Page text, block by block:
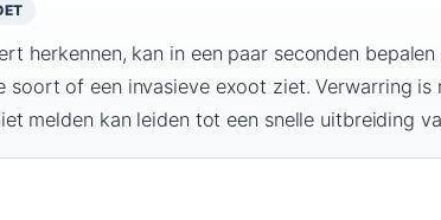
herkennen, kan in een paar seconden
soort of een invasieve exoot ziet. Verwarring is
melden kan leiden tot een snelle uitbreiding